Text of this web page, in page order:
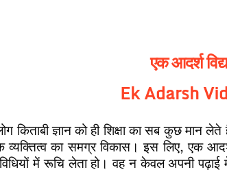
एक आदर्श
Ek Adarsh
किताबी ज्ञान को ही शिक्षा का सब कुछ मान
के व्यक्तित्व का समग्र विकास। इस लिए, एक
में रूचि लेता हो। वह न केवल अपनी